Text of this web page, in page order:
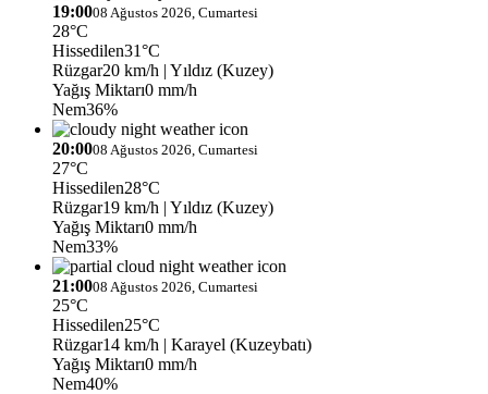
19:0008 Ağustos 2026, Cumartesi
28°C
Hissedilen31°C
Rüzgar20 km/h | Yıldız (Kuzey)
Yağış Miktarı0 mm/h
Nem36%
20:0008 Ağustos 2026, Cumartesi
27°C
Hissedilen28°C
Rüzgar19 km/h | Yıldız (Kuzey)
Yağış Miktarı0 mm/h
Nem33%
21:0008 Ağustos 2026, Cumartesi
25°C
Hissedilen25°C
Rüzgar14 km/h | Karayel (Kuzeybatı)
Yağış Miktarı0 mm/h
Nem40%